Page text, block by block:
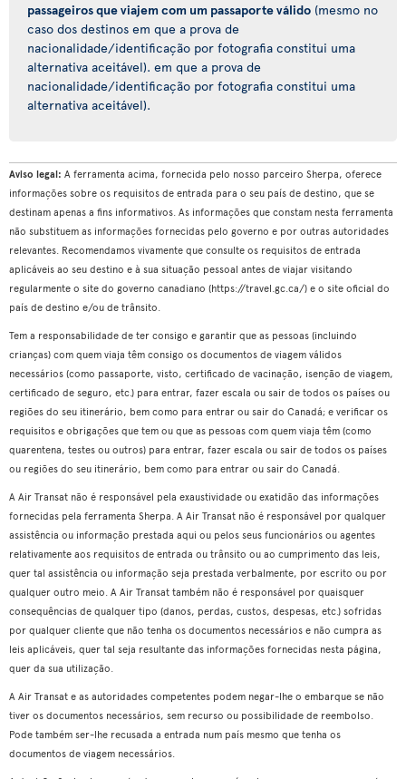
passageiros que viajem com um passaporte válido (mesmo no
caso dos destinos em que a prova de
nacionalidade/identificação por fotografia constitui uma
alternativa aceitável). em que a prova de
nacionalidade/identificação por fotografia constitui uma
alternativa aceitável).
Aviso legal: A ferramenta acima, fornecida pelo nosso parceiro Sherpa, oferece
informações sobre os requisitos de entrada para o seu país de destino, que se
destinam apenas a fins informativos. As informações que constam nesta ferramenta
não substituem as informações fornecidas pelo governo e por outras autoridades
relevantes. Recomendamos vivamente que consulte os requisitos de entrada
aplicáveis ao seu destino e à sua situação pessoal antes de viajar visitando
regularmente o site do governo canadiano (https://travel.gc.ca/) e o site oficial do
país de destino e/ou de trânsito.
Tem a responsabilidade de ter consigo e garantir que as pessoas (incluindo
crianças) com quem viaja têm consigo os documentos de viagem válidos
necessários (como passaporte, visto, certificado de vacinação, isenção de viagem,
certificado de seguro, etc.) para entrar, fazer escala ou sair de todos os países ou
regiões do seu itinerário, bem como para entrar ou sair do Canadá; e verificar os
requisitos e obrigações que tem ou que as pessoas com quem viaja têm (como
quarentena, testes ou outros) para entrar, fazer escala ou sair de todos os países
ou regiões do seu itinerário, bem como para entrar ou sair do Canadá.
A Air Transat não é responsável pela exaustividade ou exatidão das informações
fornecidas pela ferramenta Sherpa. A Air Transat não é responsável por qualquer
assistência ou informação prestada aqui ou pelos seus funcionários ou agentes
relativamente aos requisitos de entrada ou trânsito ou ao cumprimento das leis,
quer tal assistência ou informação seja prestada verbalmente, por escrito ou por
qualquer outro meio. A Air Transat também não é responsável por quaisquer
consequências de qualquer tipo (danos, perdas, custos, despesas, etc.) sofridas
por qualquer cliente que não tenha os documentos necessários e não cumpra as
leis aplicáveis, quer tal seja resultante das informações fornecidas nesta página,
quer da sua utilização.
A Air Transat e as autoridades competentes podem negar-lhe o embarque se não
tiver os documentos necessários, sem recurso ou possibilidade de reembolso.
Pode também ser-lhe recusada a entrada num país mesmo que tenha os
documentos de viagem necessários.